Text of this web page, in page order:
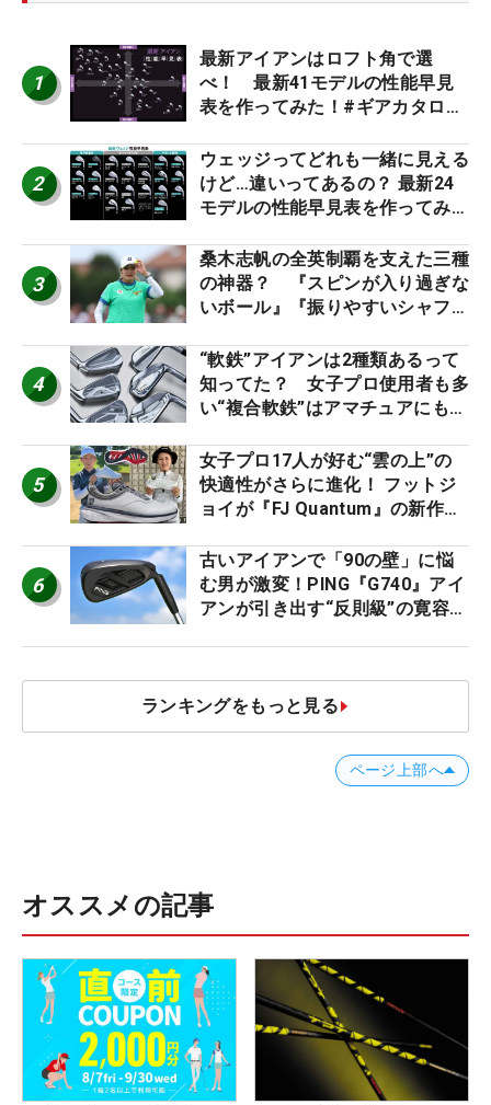
1
最新アイアンはロフト角で選
べ！ 最新41モデルの性能早見
表を作ってみた！#ギアカタログ
2
ウェッジってどれも一緒に見える
けど…違いってあるの？ 最新24
モデルの性能早見表を作ってみ
3
桑木志帆の全英制覇を支えた三種
の神器？ 『スピンが入り過ぎな
いボール』『振りやすいシャフ
ー』 #女子プロセッティング
4
“軟鉄”アイアンは2種類あるって
知ってた？ 女子プロ使用者も多
い“複合軟鉄”はアマチュアにもオ
5
女子プロ17人が好む“雲の上”の
快適性がさらに進化！ フットジ
ョイが『FJ Quantum』の新作を
6
古いアイアンで「90の壁」に悩
む男が激変！PING『G740』アイ
アンが引き出す“反則級”の寛容性
ランキングをもっと見る
ページ上部へ
オススメの記事